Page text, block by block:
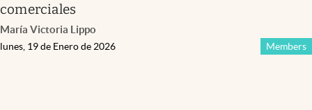
comerciales
María Victoria Lippo
Members
lunes, 19 de Enero de 2026